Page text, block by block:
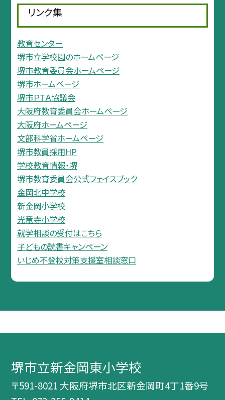
リンク集
教育センター
堺市立学校園のホームページ
堺市教育委員会ホームページ
堺市ホームページ
堺市ＰＴＡ協議会
大阪府教育委員会ホームページ
大阪府ホームページ
文部科学省ホームページ
堺市教員採用HP
学校教育情報・堺
堺市教育委員会公式フェイスブック
金岡北中学校
新金岡小学校
光竜寺小学校
就学相談の受付はこちら
子どもの読書キャンペーン
いじめ不登校対策支援室相談窓口
堺市立新金岡東小学校
〒591-8021 大阪府堺市北区新金岡町4丁1番9号